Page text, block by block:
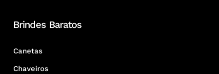
Brindes Baratos
Canetas
Chaveiros